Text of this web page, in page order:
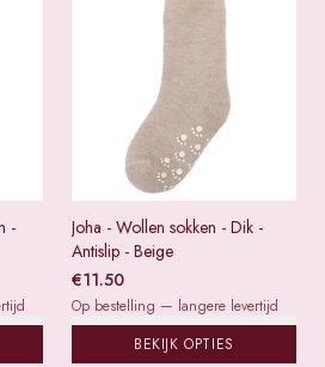
-
Joha - Wollen sokken - Dik -
Antislip - Beige
€11.50
Op bestelling — langere levertijd
BEKIJK OPTIES